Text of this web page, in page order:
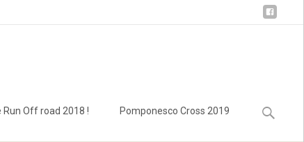
Run Off road 2018 ! Pomponesco Cross 2019
Ricerca
per: